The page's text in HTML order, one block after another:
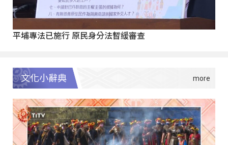
平埔專法已施行 原民身分法暫緩審查
文化小辭典